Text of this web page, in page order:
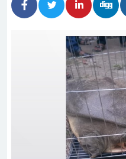
ব্যবসায়িক অগ্রযাত্রায়
স্থিতিশীল
স্থিতিশীল
নিচে গাঁজার ড্রাম, মাদক